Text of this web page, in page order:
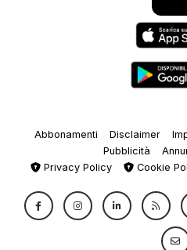
Abbonamenti Disclaimer
Pubblicità
Privacy Policy
Cookie